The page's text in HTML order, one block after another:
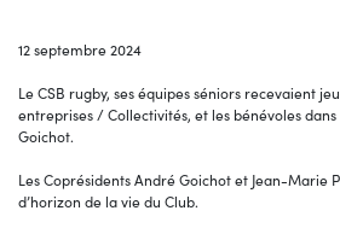
12 septembre 2024
Le CSB rugby, ses équipes séniors recevaient
entreprises / Collectivités, et les bénévoles
Goichot.
Les Coprésidents André Goichot et Jean-Marie
d’horizon de la vie du Club.